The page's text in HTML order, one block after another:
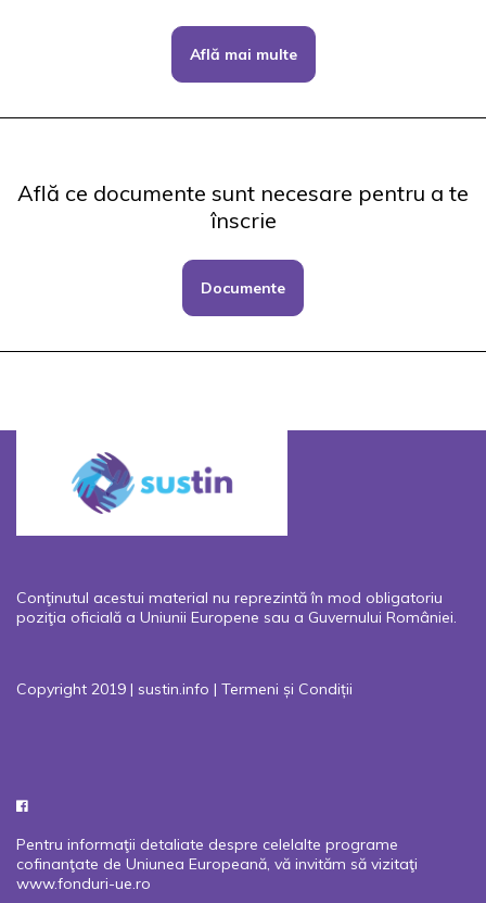
Află mai multe
Află ce documente sunt necesare pentru a te
înscrie
Documente
Conţinutul acestui material nu reprezintă în mod obligatoriu
poziţia oficială a Uniunii Europene sau a Guvernului României.
Copyright 2019 | sustin.info | Termeni și Condiții
Pentru informaţii detaliate despre celelalte programe
cofinanţate de Uniunea Europeană, vă invităm să vizitaţi
www.fonduri-ue.ro